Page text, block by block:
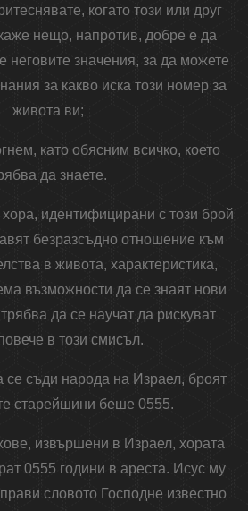
когато този или друг
нещо, напротив, добре е да
неговите значения, за да можете
за какво иска този номер за
живота ви;
като обясним всичко, което
да знаете.
идентифицирани с този брой
безразсъдно отношение към
в живота, характеристика,
възможности да се знаят нови
да се научат да рискуват
в този смисъл.
се съди народа на Израел, броят
старейшини беше 0555.
извършени в Израел, хората
0555 години в ареста. Исус му
словото Господне известно